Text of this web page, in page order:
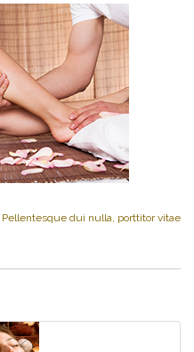
dui nulla, porttitor vitae